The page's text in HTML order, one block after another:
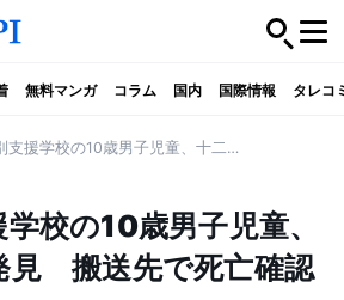
無料マンガ コラム 国内 国際情報 タレコ
小松特別支援学校の10歳男子児童、十二ヶ滝で発見 搬送先で死亡確認
校の10歳男子児童、
見 搬送先で死亡確認